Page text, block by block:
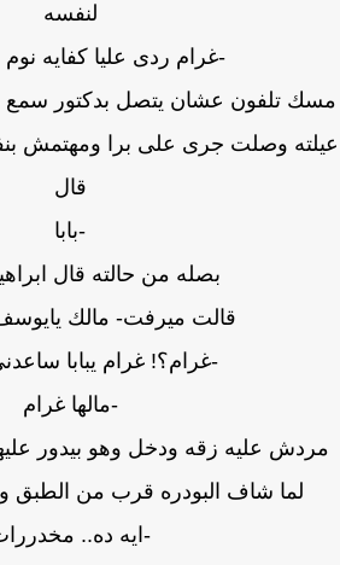
لنفسه
-غرام ردى عليا كفايه نوم
تلفون عشان يتصل بدكتور سمع
وصلت جرى على برا ومهتمش
قال
-بابا
بصله من حالته قال
قالت ميرفت- مالك يايوسف
-غرام؟! غرام يبابا
-مالها غرام
عليه زقه ودخل وهو بيدور
لما شاف البودره قرب من الطبق
-ايه ده.. مخدررات